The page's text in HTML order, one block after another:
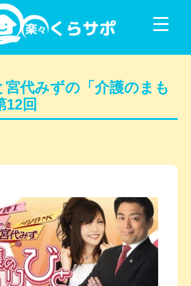
宮代みずの「介護のまも
12回